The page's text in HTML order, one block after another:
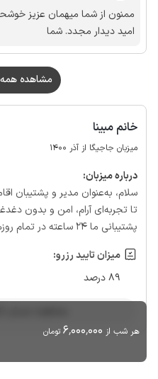
ممنون از شما میهمان عزیز
امید دیدار مجدد. شما
مشاهده همه (5
خانم مبینا
میزبان جاجیگا از آذر 1400
درباره‌ میزبان:
سلام، به‌عنوان مدیر و
تا تجربه‌ای آرام، امن و بدون
پشتیبانی ما 24
میزان تایید رزرو:
89 درصد
مشاهده حساب
هر شب از 6٬000٬000 تومان